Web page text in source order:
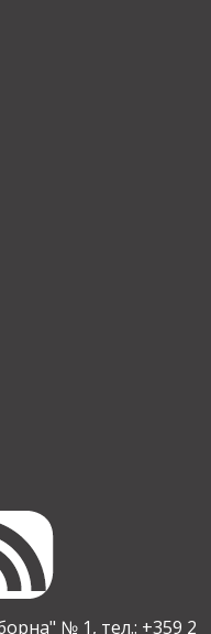
№ 1, тел.: +359 2